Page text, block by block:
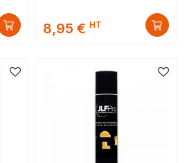
8,95 € HT